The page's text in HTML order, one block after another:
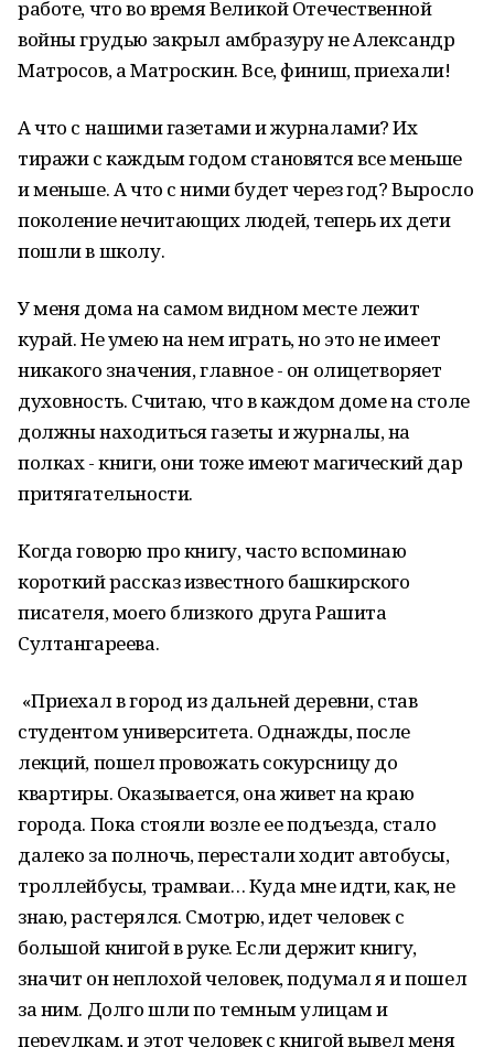
работе, что во время Великой Отечественной
войны грудью закрыл ам­бразуру не Александр
Мат­ро­с­ов, а Матроскин. Все, финиш, приехали!
А что с нашими газетами и журналами? Их
тиражи с каждым годом становятся все меньше
и меньше. А что с ними будет через год? Выросло
поколение нечитающих людей, теперь их дети
пошли в школу.
У меня дома на самом видном месте лежит
курай. Не умею на нем играть, но это не имеет
никакого значения, главное - он олицетворяет
духовность. Считаю, что в каждом доме на столе
должны находиться газеты и журналы, на
полках - книги, они тоже имеют магический дар
притягательности.
Когда говорю про книгу, часто вспоминаю
короткий рассказ известного башкирского
писателя, моего близкого друга Рашита
Султангареева.
«Приехал в город из дальней деревни, став
студентом университета. Однажды, после
лекций, пошел провожать сокурсницу до
квартиры. Оказывается, она живет на краю
города. Пока стояли возле ее подъезда, стало
далеко за полночь, перестали ходит автобусы,
троллейбусы, трамваи… Куда мне идти, как, не
знаю, растерялся. Смотрю, идет человек с
большой книгой в руке. Если держит книгу,
значит он неплохой человек, подумал я и пошел
за ним. Долго шли по темным улицам и
переулкам, и этот человек с книгой вывел меня